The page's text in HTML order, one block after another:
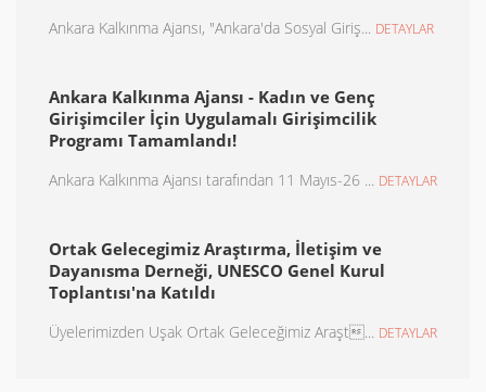
Ankara Kalkınma Ajansı, "Ankara'da Sosyal Giriş... DETAYLAR
Ankara Kalkınma Ajansı - Kadın ve Genç
Girişimciler İçin Uygulamalı Girişimcilik
Programı Tamamlandı!
Ankara Kalkınma Ajansı tarafından 11 Mayıs-26 ... DETAYLAR
Ortak Gelecegimiz Araştırma, İletişim ve
Dayanısma Derneği, UNESCO Genel Kurul
Toplantısı'na Katıldı
Üyelerimizden Uşak Ortak Geleceğimiz Araşt... DETAYLAR